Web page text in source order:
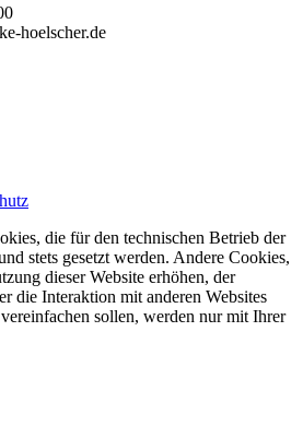
hoelscher.de
die für den technischen Betrieb der
stets gesetzt werden. Andere Cookies,
dieser Website erhöhen, der
die Interaktion mit anderen Websites
sollen, werden nur mit Ihrer